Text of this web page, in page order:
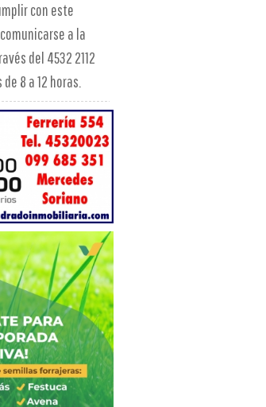
con este
a la
del 4532 2112
8 a 12 horas.